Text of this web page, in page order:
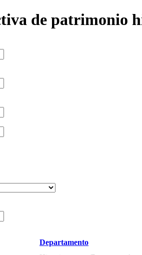
de patrimonio
Departamento